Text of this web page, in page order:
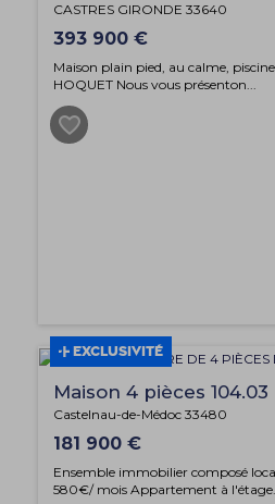
CASTRES GIRONDE 33640
393 900 €
Maison plain pied, au calme, piscine, garage
HOQUET Nous vous présenton...
EXCLUSIVITÉ
Maison 4 pièces 104.03
Castelnau-de-Médoc 33480
181 900 €
Ensemble immobilier composé
580€/ mois Appartement à